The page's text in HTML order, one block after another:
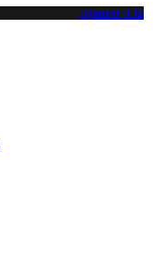
ajouter à la